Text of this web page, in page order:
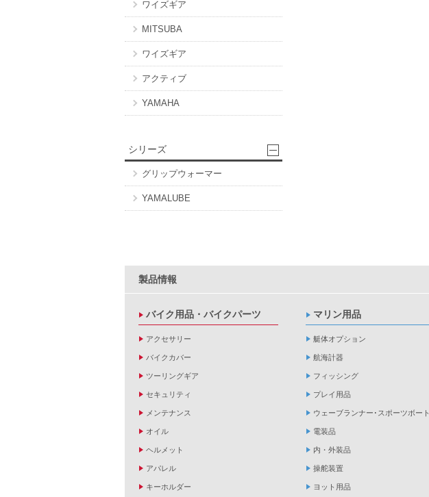
ワイズギア
MITSUBA
ワイズギア
アクティブ
YAMAHA
シリーズ
グリップウォーマー
YAMALUBE
製品情報
バイク用品・バイクパーツ
アクセサリー
バイクカバー
ツーリングギア
セキュリティ
メンテナンス
オイル
ヘルメット
アパレル
キーホルダー
マリン用品
艇体オプション
航海計器
フィッシング
プレイ用品
ウェーブランナー･スポーツボート
電装品
内・外装品
操舵装置
ヨット用品